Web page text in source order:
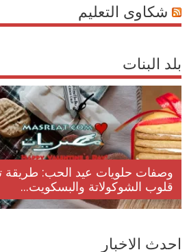
شكاوى التعليم
بلد البنات
وصفات حلويات عيد الحب: طريقة
قلوب الشوكولاتة والبسكويت...
احدث الاخبار